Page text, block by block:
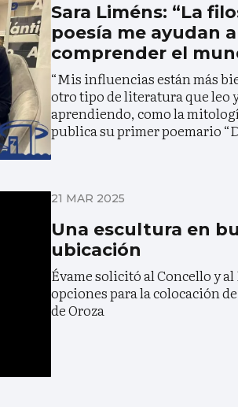
Sara Liméns: “La
poesía me ayudan
comprender el
“Mis influencias están más
otro tipo de literatura que leo
aprendiendo, como la
publica su primer poemario
21 MAR 2025
Una escultura en
ubicación
Évame solicitó al Concello y
opciones para la colocación
de Oroza